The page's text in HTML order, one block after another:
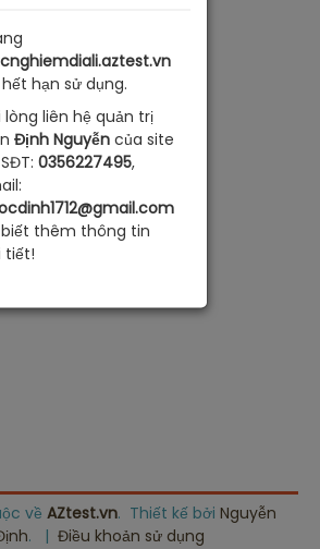
về AZtest.vn. Thiết kế bởi Nguyễn
. | Điều khoản sử dụng
hạn sử dụng.
lòng liên hệ quản trị
Định Nguyễn của site
0356227495,
thêm thông tin
tiết!